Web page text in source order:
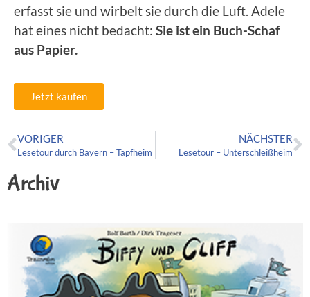
erfasst sie und wirbelt sie durch die Luft. Adele
hat eines nicht bedacht: Sie ist ein Buch-Schaf
aus Papier.
Jetzt kaufen
VORIGER
Lesetour durch Bayern – Tapfheim
NÄCHSTER
Lesetour – Unterschleißheim
Archiv